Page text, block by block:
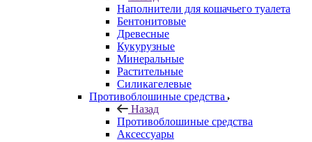
Наполнители для кошачьего туалета
Бентонитовые
Древесные
Кукурузные
Минеральные
Растительные
Силикагелевые
Противоблошиные средства
Назад
Противоблошиные средства
Аксессуары